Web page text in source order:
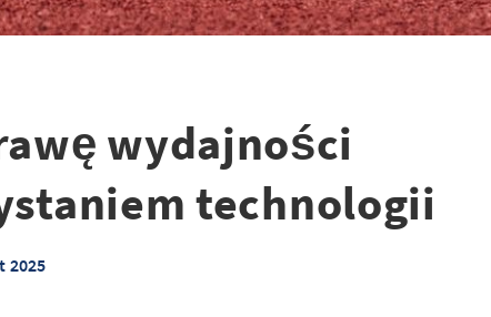
wydajności
technologii
2025